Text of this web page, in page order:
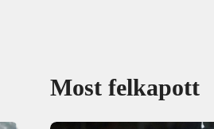
Most felkapott